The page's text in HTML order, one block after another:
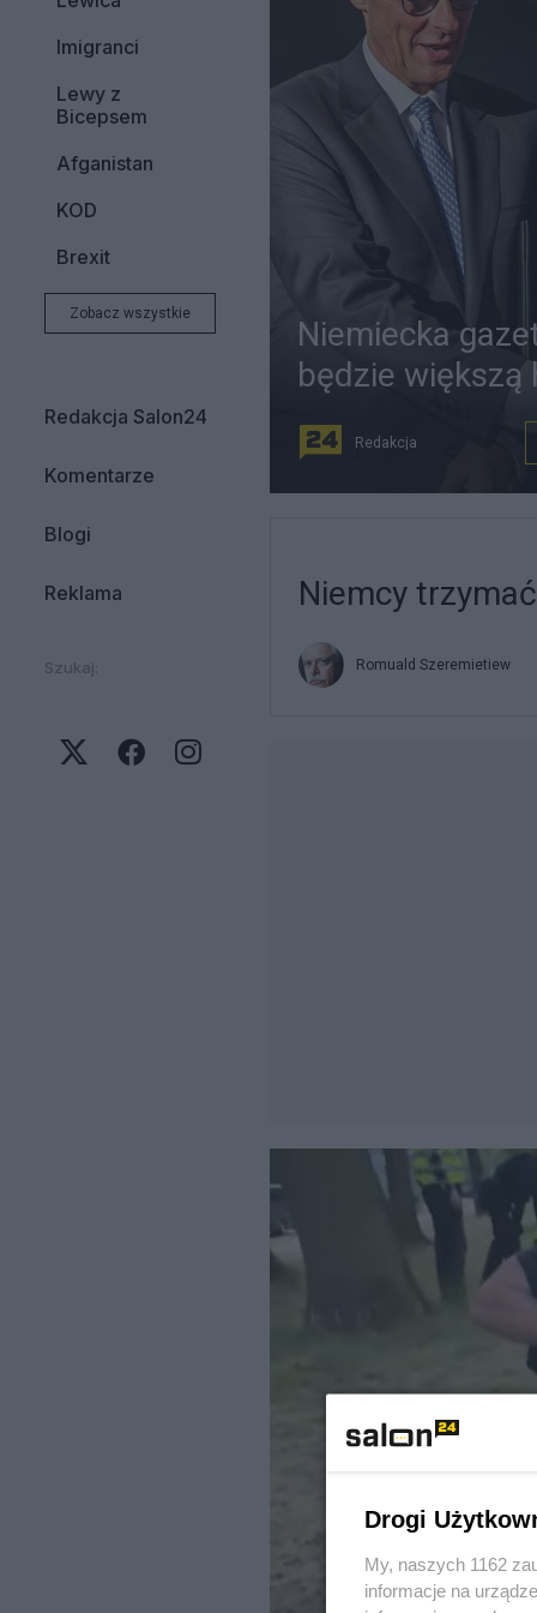
Imigranci
Lewy z
Bicepsem
Afganistan
KOD
Brexit
Zobacz wszystkie
Redakcja Salon24
Komentarze
Blogi
Reklama
Szukaj:
Niemiecka
będzie większą
Redakcja
Niemcy
Romuald Szeremietiew
Drogi
My, naszych 1162
informacje na